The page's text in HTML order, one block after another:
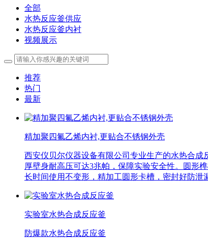
全部
水热反应釜供应
水热反应釜内衬
视频展示
推荐
热门
最新
精加聚四氟乙烯内衬,更贴合不锈钢外壳
西安仪贝尔仪器设备有限公司专业生产的水热合
厚壁身耐高压可达3兆帕，保障实验安全性。圆形
长时间使用不变形，精加工圆形卡槽，密封好防泄
实验室水热合成反应釜
防爆款水热合成反应釜